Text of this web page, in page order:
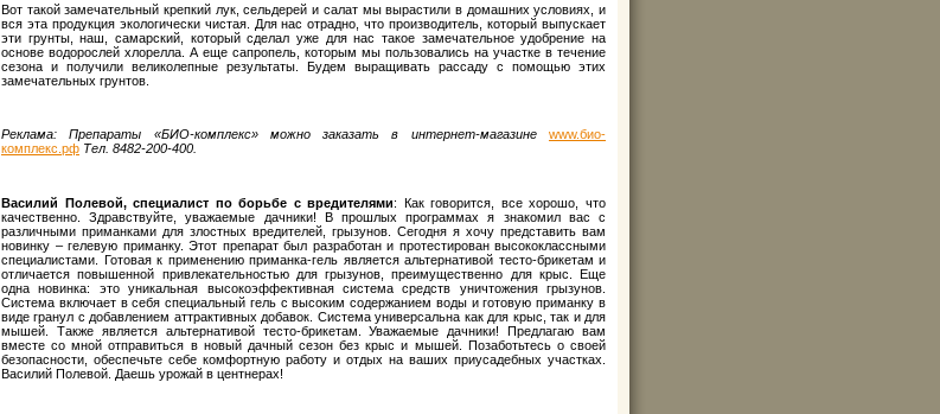
Вот такой замечательный крепкий лук, сельдерей и салат мы вырастили в домашних условиях, и
вся эта продукция экологически чистая. Для нас отрадно, что производитель, который выпускает
эти грунты, наш, самарский, который сделал уже для нас такое замечательное удобрение на
основе водорослей хлорелла. А еще сапропель, которым мы пользовались на участке в течение
сезона и получили великолепные результаты. Будем выращивать рассаду с помощью этих
замечательных грунтов.
Реклама: Препараты «БИО-комплекс» можно заказать в интернет-магазине www.био-
комплекс.рф Тел. 8482-200-400.
Василий Полевой, специалист по борьбе с вредителями: Как говорится, все хорошо, что
качественно. Здравствуйте, уважаемые дачники! В прошлых программах я знакомил вас с
различными приманками для злостных вредителей, грызунов. Сегодня я хочу представить вам
новинку – гелевую приманку. Этот препарат был разработан и протестирован высококлассными
специалистами. Готовая к применению приманка-гель является альтернативой тесто-брикетам и
отличается повышенной привлекательностью для грызунов, преимущественно для крыс. Еще
одна новинка: это уникальная высокоэффективная система средств уничтожения грызунов.
Система включает в себя специальный гель с высоким содержанием воды и готовую приманку в
виде гранул с добавлением аттрактивных добавок. Система универсальна как для крыс, так и для
мышей. Также является альтернативой тесто-брикетам. Уважаемые дачники! Предлагаю вам
вместе со мной отправиться в новый дачный сезон без крыс и мышей. Позаботьтесь о своей
безопасности, обеспечьте себе комфортную работу и отдых на ваших приусадебных участках.
Василий Полевой. Даешь урожай в центнерах!